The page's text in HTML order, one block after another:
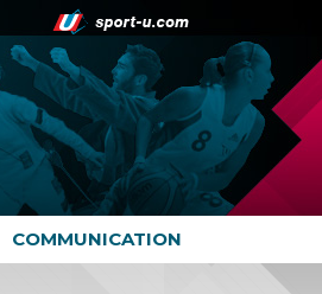
COMMUNICATION